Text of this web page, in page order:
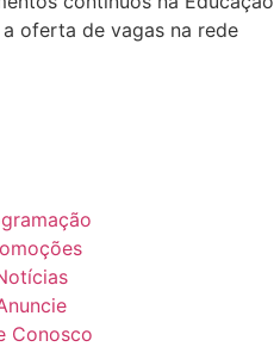
oferta de vagas na rede
Conosco